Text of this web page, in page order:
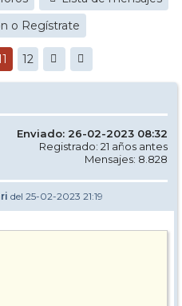
o Regístrate
12
Enviado: 26-02-2023 08:32
Registrado: 21 años antes
Mensajes: 8.828
del 25-02-2023 21:19